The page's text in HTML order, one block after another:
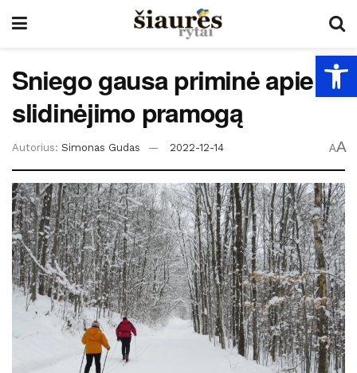
Sniego gausa priminė apie
slidinėjimo pramogą
Autorius: Simonas Gudas 2022-12-14 AA